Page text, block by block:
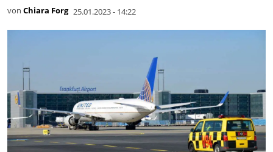
von Chiara Forg 25.01.2023 - 14:22